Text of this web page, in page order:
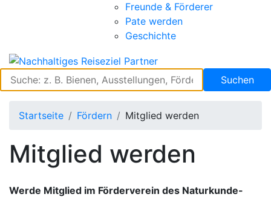
Freunde & Förderer
Pate werden
Geschichte
Suchen
Startseite Fördern Mitglied werden
Mitglied werden
Werde Mitglied im Förderverein des Naturkunde-